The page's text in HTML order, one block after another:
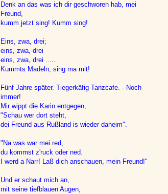
Denk an das was ich dir geschworen hab, mei
Freund,
kumm jetzt sing! Kumm sing!
Eins, zwa, drei;
eins, zwa, drei
eins, zwa, drei .....
Kummts Madeln, sing ma mit!
Fünf Jahre später. Tiegerkäfig Tanzcafe. - Noch
immer!
Mir wippt die Karin entgegen,
"Schau wer dort steht,
dei Freund aus Rußland is wieder daheim".
"Na was war mei red,
du kommst z'ruck oder ned.
I werd a Narr! Laß dich anschauen, mein Freund!"
Und er schaut mich an,
mit seine tiefblauen Augen,